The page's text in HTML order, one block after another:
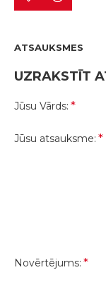
ATSAUKSMES
UZRAKSTĪT
Jūsu Vārds:
Jūsu atsauksme:
Novērtējums: